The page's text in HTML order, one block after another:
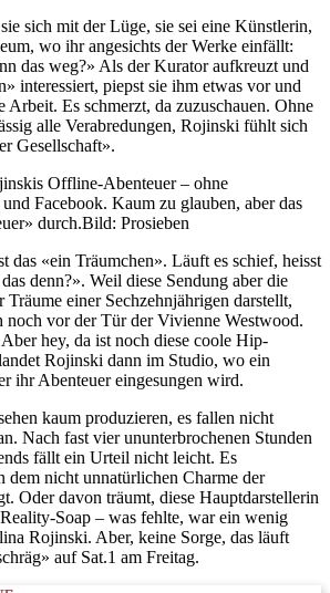
sich mit der Lüge, sie sei eine Künstlerin,
wo ihr angesichts der Werke einfällt:
das weg?» Als der Kurator aufkreuzt und
interessiert, piepst sie ihm etwas vor und
Arbeit. Es schmerzt, da zuzuschauen. Ohne
alle Verabredungen, Rojinski fühlt sich
Gesellschaft».
Offline-Abenteuer – ohne
Facebook. Kaum zu glauben, aber das
durch.Bild: Prosieben
das «ein Träumchen». Läuft es schief, heisst
denn?». Weil diese Sendung aber die
Träume einer Sechzehnjährigen darstellt,
noch vor der Tür der Vivienne Westwood.
hey, da ist noch diese coole Hip-
Rojinski dann im Studio, wo ein
ihr Abenteuer eingesungen wird.
kaum produzieren, es fallen nicht
Nach fast vier ununterbrochenen Stunden
fällt ein Urteil nicht leicht. Es
dem nicht unnatürlichen Charme der
Oder davon träumt, diese Hauptdarstellerin
Soap – was fehlte, war ein wenig
Rojinski. Aber, keine Sorge, das läuft
auf Sat.1 am Freitag.